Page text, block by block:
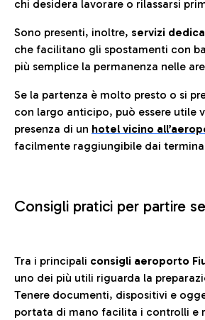
chi desidera lavorare o rilassarsi
Sono presenti, inoltre, servizi
che facilitano gli spostamenti con
più semplice la permanenza nelle
Se la partenza è molto presto o si
con largo anticipo, può essere utile
presenza di un hotel vicino
facilmente raggiungibile dai
Consigli pratici per partire
Tra i principali consigli aeroporto
uno dei più utili riguarda la
Tenere documenti, dispositivi e
portata di mano facilita i controlli e